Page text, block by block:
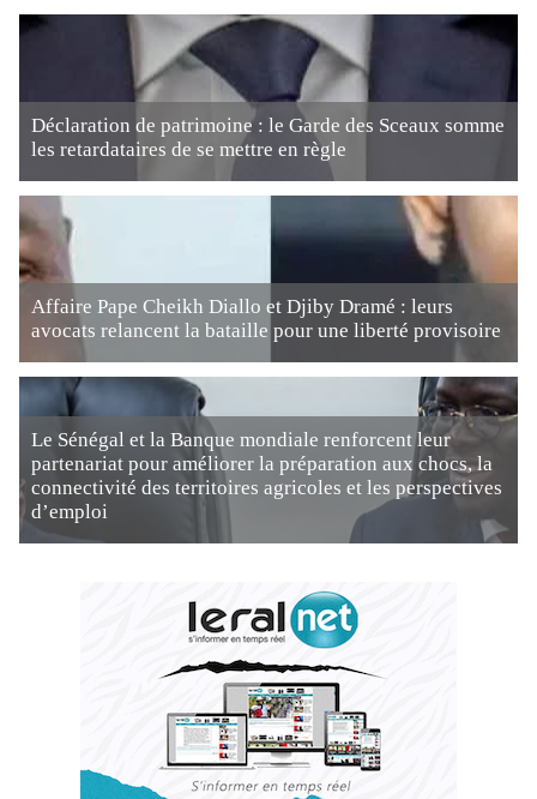
Déclaration de patrimoine : le Garde des Sceaux somme
les retardataires de se mettre en règle
Affaire Pape Cheikh Diallo et Djiby Dramé : leurs
avocats relancent la bataille pour une liberté provisoire
Le Sénégal et la Banque mondiale renforcent leur
partenariat pour améliorer la préparation aux chocs, la
connectivité des territoires agricoles et les perspectives
d’emploi